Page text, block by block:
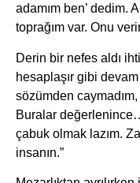
adamım ben’ dedim.
toprağım var. Onu
Derin bir nefes aldı
hesaplaşır gibi
sözümden
Buralar
çabuk olmak lazım.
insanın.”